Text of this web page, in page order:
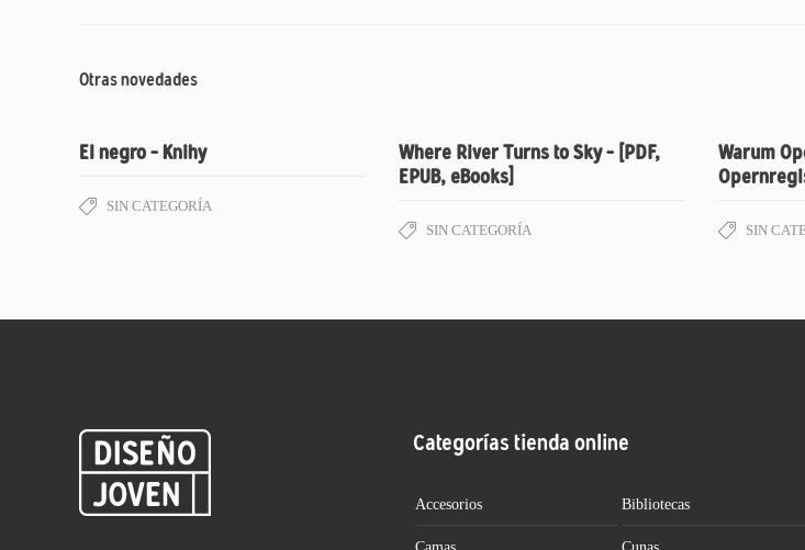
Otras novedades
El negro – Knihy
SIN CATEGORÍA
Where River Turns to Sky – [PDF,
EPUB, eBooks]
SIN CATEGORÍA
Warum
SIN
Categorías tienda online
Accesorios Bibliotecas
Camas Cunas